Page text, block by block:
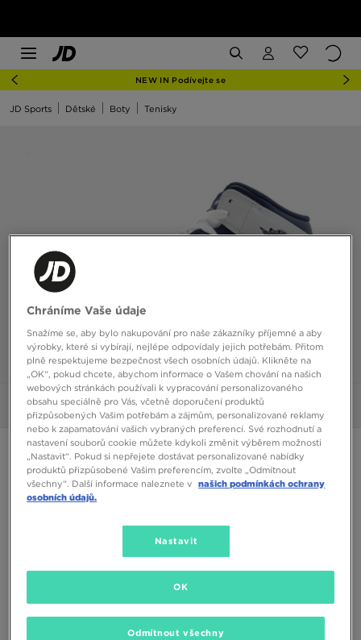
NEW IN Podívejte se
JD Sports Dětské Boty Tenisky
Obrázky 360°
JORDAN 1 MID
1590 Kč
EU US
Chráníme Vaše údaje
Snažíme se, aby bylo nakupování pro naše zákazníky příjemné a aby
výrobky, které si vybírají, nejlépe odpovídaly jejich potřebám. Přitom
plně respektujeme bezpečnost všech osobních údajů. Klikněte na
„OK“, pokud chcete, abychom informace o Vašem chování na našich
webových stránkách používali k vypracování personalizovaného
obsahu speciálně pro Vás, včetně doporučení produktů
přizpůsobených Vašim potřebám a zájmům, personalizované reklamy
nebo k zapamatování vašich vybraných preferencí. Své rozhodnutí a
nastavení souborů cookie můžete kdykoli změnit výběrem možnosti
„Nastavit“. Pokud si nepřejete dostávat personalizované nabídky
produktů přizpůsobené Vašim preferencím, zvolte „Odmítnout
všechny“. Další informace naleznete v našich podmínkách ochrany
osobních údajů.
Nastavit
Odmítnout všechny
OK